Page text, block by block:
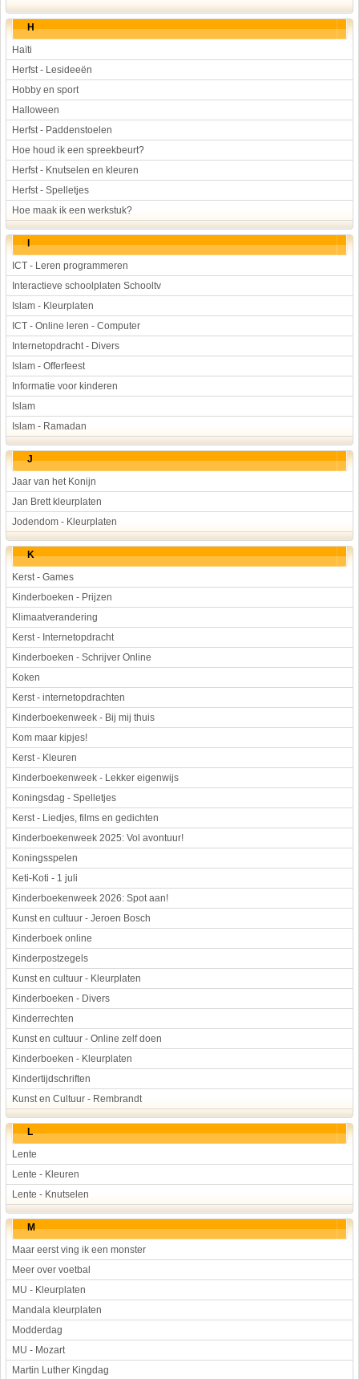
H
Haïti
Herfst - Lesideeën
Hobby en sport
Halloween
Herfst - Paddenstoelen
Hoe houd ik een spreekbeurt?
Herfst - Knutselen en kleuren
Herfst - Spelletjes
Hoe maak ik een werkstuk?
I
ICT - Leren programmeren
Interactieve schoolplaten Schooltv
Islam - Kleurplaten
ICT - Online leren - Computer
Internetopdracht - Divers
Islam - Offerfeest
Informatie voor kinderen
Islam
Islam - Ramadan
J
Jaar van het Konijn
Jan Brett kleurplaten
Jodendom - Kleurplaten
K
Kerst - Games
Kinderboeken - Prijzen
Klimaatverandering
Kerst - Internetopdracht
Kinderboeken - Schrijver Online
Koken
Kerst - internetopdrachten
Kinderboekenweek - Bij mij thuis
Kom maar kipjes!
Kerst - Kleuren
Kinderboekenweek - Lekker eigenwijs
Koningsdag - Spelletjes
Kerst - Liedjes, films en gedichten
Kinderboekenweek 2025: Vol avontuur!
Koningsspelen
Keti-Koti - 1 juli
Kinderboekenweek 2026: Spot aan!
Kunst en cultuur - Jeroen Bosch
Kinderboek online
Kinderpostzegels
Kunst en cultuur - Kleurplaten
Kinderboeken - Divers
Kinderrechten
Kunst en cultuur - Online zelf doen
Kinderboeken - Kleurplaten
Kindertijdschriften
Kunst en Cultuur - Rembrandt
L
Lente
Lente - Kleuren
Lente - Knutselen
M
Maar eerst ving ik een monster
Meer over voetbal
MU - Kleurplaten
Mandala kleurplaten
Modderdag
MU - Mozart
Martin Luther Kingdag